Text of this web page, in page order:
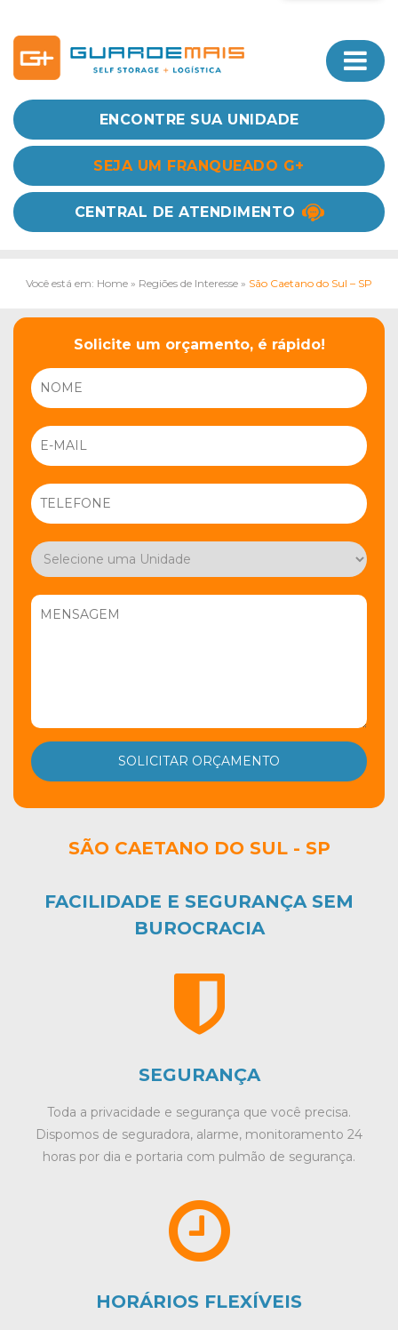
ENCONTRE SUA UNIDADE
SEJA UM FRANQUEADO G+
CENTRAL DE ATENDIMENTO
Você está em: Home » Regiões de Interesse » São Caetano do Sul – SP
Solicite um orçamento, é rápido!
SÃO CAETANO DO SUL - SP
FACILIDADE E SEGURANÇA SEM
BUROCRACIA
SEGURANÇA
Toda a privacidade e segurança que você precisa.
Dispomos de seguradora, alarme, monitoramento 24
horas por dia e portaria com pulmão de segurança.
HORÁRIOS FLEXÍVEIS